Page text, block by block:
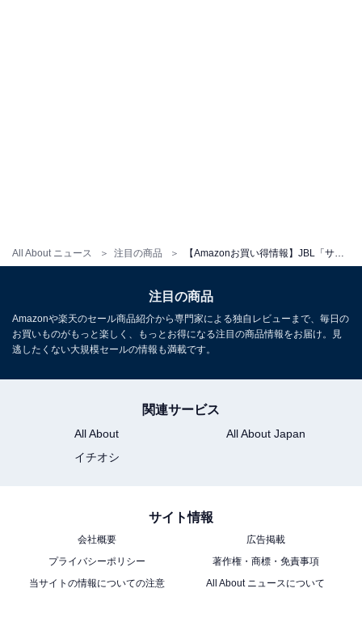
All About ニュース 注目の商品
サラウンド/合計15基のドライバー/Dolby
Atmos/DTS:X/eARC対応/ブラック
JBL「LIVE BEAM 3」
注目の商品
Amazonや楽天のセール商品紹介から専門家による独自レビューまで、毎日の
お買いものがもっと楽しく、もっとお得になる注目の商品情報をお届け。見
逃したくない大規模セールの情報も満載です。
関連サービス
All About
All About Japan
イチオシ
サイト情報
会社概要
広告掲載
プライバシーポリシー
著作権・商標・免責事項
当サイトの情報についての注意
All About ニュースについて